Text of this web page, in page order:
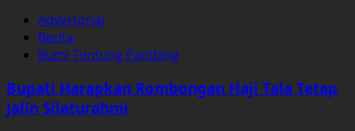
Diperiksa
Perkara
Tipikor
Penggunaan
Advertorial
Berita
Bumi Tuntung Pandang
Bupati Harapkan Rombongan Haji Tala Tetap
Jalin Silaturahmi